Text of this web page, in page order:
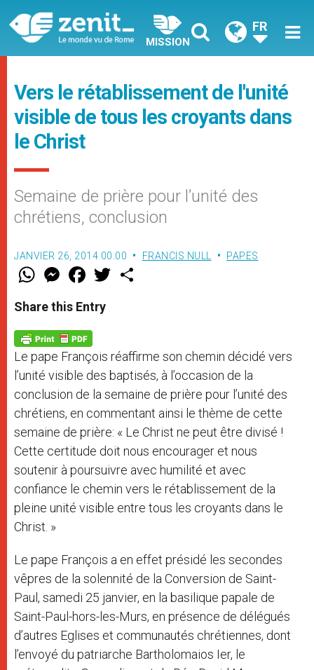
MISSION
FR
Vers le rétablissement de l'unité
visible de tous les croyants dans
le Christ
Semaine de prière pour l’unité des
chrétiens, conclusion
JANVIER 26, 2014 00:00 FRANCIS NULL PAPES
W
t
s
p
p
M
e
s
e
g
e
r
F
a
e
b
o
k
w
Share this Entry
Le pape François réaffirme son chemin décidé vers
l’unité visible des baptisés, à l’occasion de la
conclusion de la semaine de prière pour l’unité des
chrétiens, en commentant ainsi le thème de cette
semaine de prière: « Le Christ ne peut être divisé !
Cette certitude doit nous encourager et nous
soutenir à poursuivre avec humilité et avec
confiance le chemin vers le rétablissement de la
pleine unité visible entre tous les croyants dans le
Christ. »
Le pape François a en effet présidé les secondes
vêpres de la solennité de la Conversion de Saint-
Paul, samedi 25 janvier, en la basilique papale de
Saint-Paul-hors-les-Murs, en présence de délégués
d’autres Eglises et communautés chrétiennes, dont
l’envoyé du patriarche Bartholomaios Ier, le